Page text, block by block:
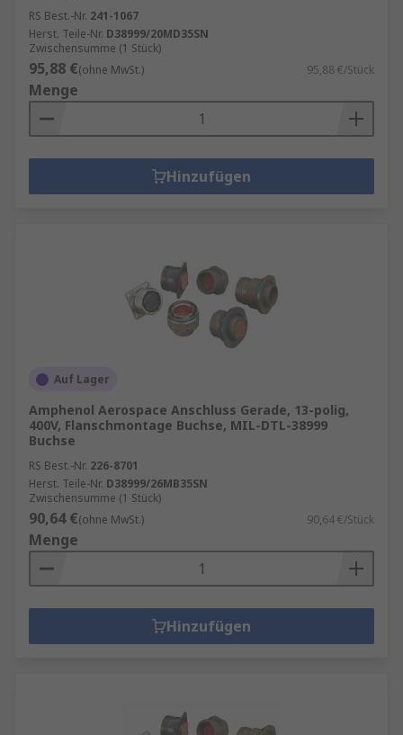
RS Best.-Nr. 241-1067
Herst. Teile-Nr. D38999/20MD35SN
Zwischensumme (1 Stück)
95,88 €(ohne MwSt.) 95,88 €/Stück
Menge
Hinzufügen
Auf Lager
Amphenol Aerospace Anschluss Gerade, 13-polig,
400V, Flanschmontage Buchse, MIL-DTL-38999
Buchse
RS Best.-Nr. 226-8701
Herst. Teile-Nr. D38999/26MB35SN
Zwischensumme (1 Stück)
90,64 €(ohne MwSt.) 90,64 €/Stück
Menge
Hinzufügen